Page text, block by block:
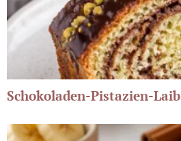
Schokoladen-Pistazien-Laib